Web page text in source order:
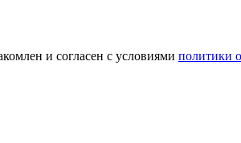
и согласен с условиями политики